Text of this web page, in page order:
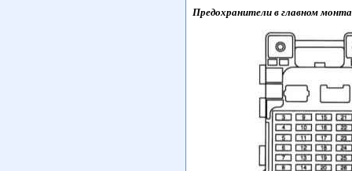
Предохранители в главном